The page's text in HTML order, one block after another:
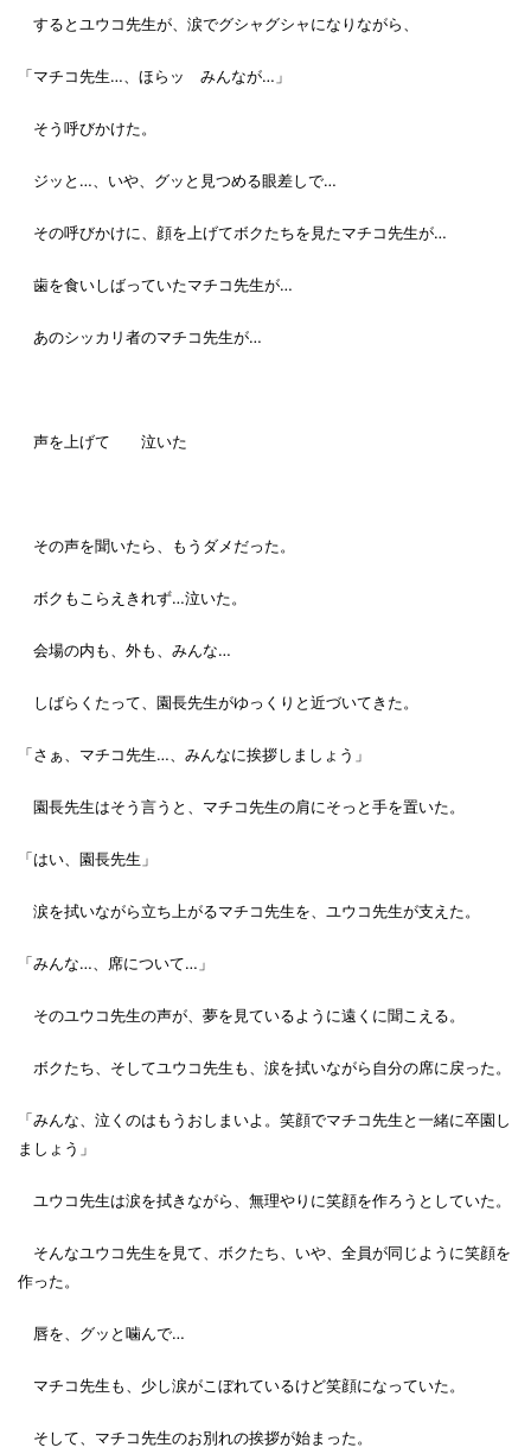
するとユウコ先生が、涙でグシャグシャになりながら、
「マチコ先生…、ほらッ みんなが…」
そう呼びかけた。
ジッと…、いや、グッと見つめる眼差しで…
その呼びかけに、顔を上げてボクたちを見たマチコ先生が…
歯を食いしばっていたマチコ先生が…
あのシッカリ者のマチコ先生が…
声を上げて 泣いた
その声を聞いたら、もうダメだった。
ボクもこらえきれず…泣いた。
会場の内も、外も、みんな…
しばらくたって、園長先生がゆっくりと近づいてきた。
「さぁ、マチコ先生…、みんなに挨拶しましょう」
園長先生はそう言うと、マチコ先生の肩にそっと手を置いた。
「はい、園長先生」
涙を拭いながら立ち上がるマチコ先生を、ユウコ先生が支えた。
「みんな…、席について…」
そのユウコ先生の声が、夢を見ているように遠くに聞こえる。
ボクたち、そしてユウコ先生も、涙を拭いながら自分の席に戻った。
「みんな、泣くのはもうおしまいよ。笑顔でマチコ先生と一緒に卒園し
ましょう」
ユウコ先生は涙を拭きながら、無理やりに笑顔を作ろうとしていた。
そんなユウコ先生を見て、ボクたち、いや、全員が同じように笑顔を
作った。
唇を、グッと噛んで…
マチコ先生も、少し涙がこぼれているけど笑顔になっていた。
そして、マチコ先生のお別れの挨拶が始まった。